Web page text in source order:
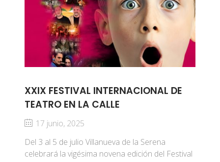
XXIX FESTIVAL INTERNACIONAL DE
TEATRO EN LA CALLE
17 junio, 2025
Del 3 al 5 de julio Villanueva de la Serena
celebrará la vigésima novena edición del Festival